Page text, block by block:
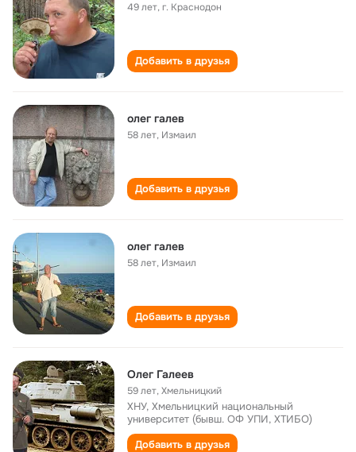
49 лет,г. Краснодон
Добавить в друзья
олег галев
58 лет, Измаил
Добавить в друзья
олег галев
58 лет, Измаил
Добавить в друзья
Олег Галеев
59 лет,Хмельницкий
ХНУ, Хмельницкий национальный
университет (бывш. ОФ УПИ, ХТИБО)
Добавить в друзья